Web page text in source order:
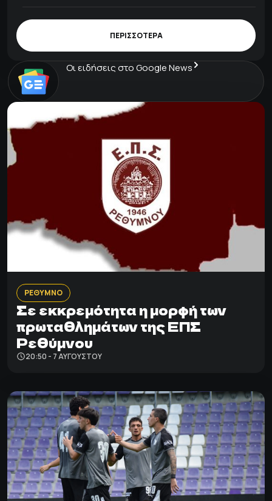
ΠΕΡΙΣΣΟΤΕΡΑ
Οι ειδήσεις στο Google News
ΡΕΘΥΜΝΟ
Σε εκκρεμότητα η μορφή των
πρωταθλημάτων της ΕΠΣ
Ρεθύμνου
20:50 - 7 ΑΥΓΟΎΣΤΟΥ